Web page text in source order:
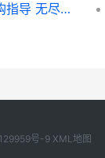
无尽冬日成品号交易平台主推及选购指导 无尽寒冬礼包码
号-9 XML地图